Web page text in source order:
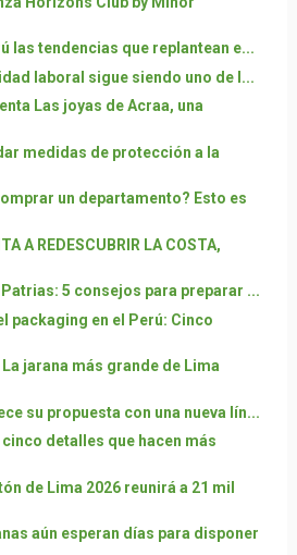
las tendencias que replantean e...
laboral sigue siendo uno de l...
Las joyas de Acraa, una
medidas de protección a la
un departamento? Esto es
A REDESCUBRIR LA COSTA,
5 consejos para preparar ...
packaging en el Perú: Cinco
jarana más grande de Lima
su propuesta con una nueva lín...
detalles que hacen más
de Lima 2026 reunirá a 21 mil
aún esperan días para disponer